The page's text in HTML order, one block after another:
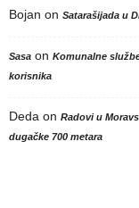
Bojan on Satarašijada u
Sasa on Komunalne
korisnika
Deda on Radovi u
dugačke 700 metara